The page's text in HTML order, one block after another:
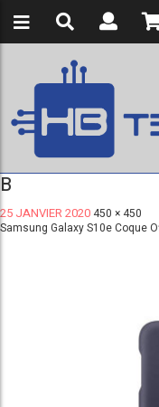
B
25 JANVIER 2020 450 × 450
Samsung Galaxy S10e Coque